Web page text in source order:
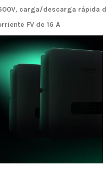
carga/descarga rápida
FV de 16 A